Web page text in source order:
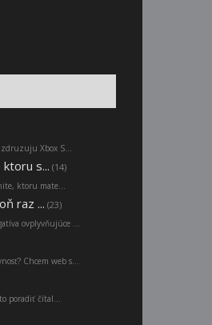
Xbox S...
s... (14)
ktoru mate...
raz ... (23)
ovplyvňujúce ...
Chcem web s...
poradiť čítal...